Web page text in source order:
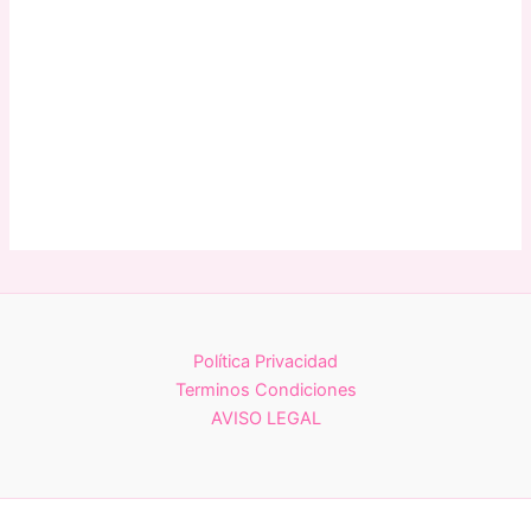
Política Privacidad
Terminos Condiciones
AVISO LEGAL